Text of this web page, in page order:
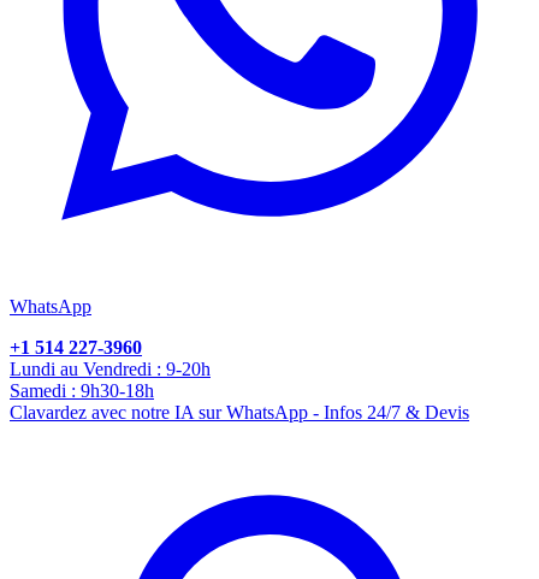
WhatsApp
+1 514 227-3960
Lundi au Vendredi : 9-20h
Samedi : 9h30-18h
Clavardez avec notre IA sur WhatsApp - Infos 24/7 & Devis